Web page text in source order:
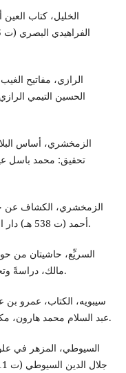
أحمد (ت 538 هـ) دار الكتب العلمية، بيروت، ط3، 1407هـ/1987م.
مالك، دراسةً وتحقيقًا تح: جابر بن عبد الله بن سريِّع، (د، ت).
عبد السلام محمد هارون، مكتبة الخانجي، القاهرة، ط3، 1408هـ/1988م.